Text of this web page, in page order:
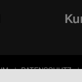
DATENSCHUTZ